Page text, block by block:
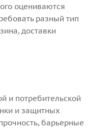
оцениваются
разный тип
доставки
и потребительской
и защитных
барьерные